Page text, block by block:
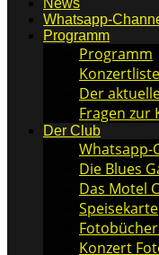
News
Whatsapp-
Programm
Programm
Konzertliste
Der
Fragen zur
Der Club
Whatsapp-
Die Blues
Das Motel
Speisekarte
Konzert